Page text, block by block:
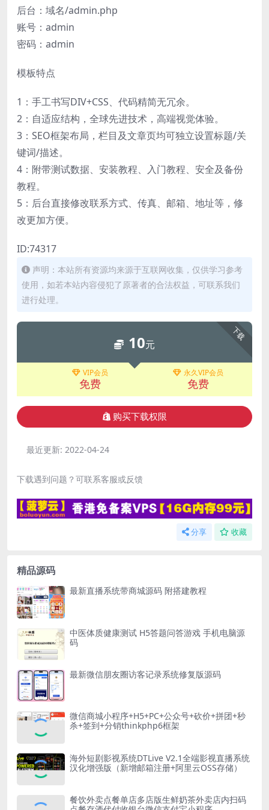
后台：域名/admin.php
账号：admin
密码：admin
模板特点
1：手工书写DIV+CSS、代码精简无冗余。
2：自适应结构，全球先进技术，高端视觉体验。
3：SEO框架布局，栏目及文章页均可独立设置标题/关
键词/描述。
4：附带测试数据、安装教程、入门教程、安全及备份
教程。
5：后台直接修改联系方式、传真、邮箱、地址等，修
改更加方便。
ID:74317
声明：本站所有资源均来源于互联网收集，仅供学习参考
使用，如若本站内容侵犯了原著者的合法权益，可联系我们
进行处理。
下载
10元
VIP会员
免费
永久VIP会员
免费
购买下载权限
最近更新: 2022-04-24
下载遇到问题？可联系客服或反馈
分享 收藏
精品源码
最新直播系统带商城源码 附搭建教程
中医体质健康测试 H5答题问答游戏 手机电脑源
码
最新微信朋友圈访客记录系统修复版源码
微信商城小程序+H5+PC+公众号+砍价+拼团+秒
杀+签到+分销thinkphp6框架
海外短剧影视系统DTLive V2.1全端影视直播系统
汉化增强版（新增邮箱注册+阿里云OSS存储）
餐饮外卖点餐单店多店版生鲜奶茶外卖店内扫码